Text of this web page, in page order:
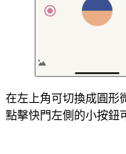
在左上角可切換成圓形
點擊快門左側的小按鈕